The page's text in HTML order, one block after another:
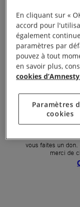
Mot
Un problème
La création de
vous faites un don.
merci de
En cliquant sur «
accord pour
également
paramètres par
pouvez à tout
en savoir plus,
cookies
Paramètres
cookies